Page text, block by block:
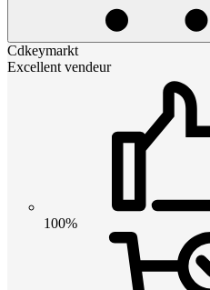
Cdkeymarkt
Excellent vendeur
100%